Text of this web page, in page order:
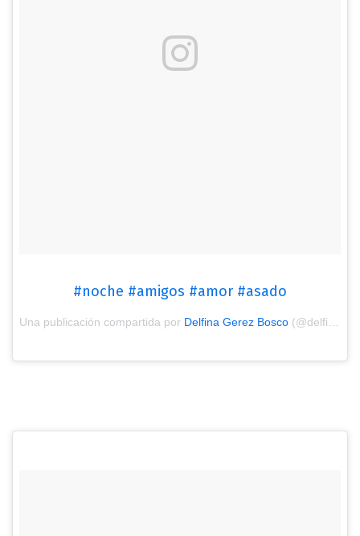
#noche #amigos #amor #asado
Una publicación compartida por Delfina Gerez Bosco (@delfinagbosco) el